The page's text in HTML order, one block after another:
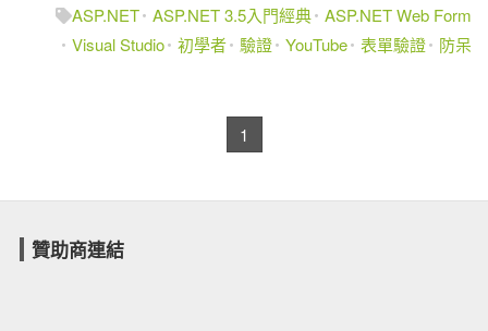
ASP.NET ASP.NET 3.5入門經典 ASP.NET Web Form
Visual Studio 初學者 驗證 YouTube 表單驗證 防呆
1
贊助商連結